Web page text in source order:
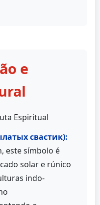
e
Espiritual
свастик):
este símbolo é
solar e rúnico
indo-